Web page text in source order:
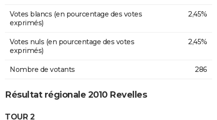
Votes blancs (en pourcentage des votes
exprimés)
2,45%
Votes nuls (en pourcentage des votes
exprimés)
2,45%
Nombre de votants 286
Résultat régionale 2010 Revelles
TOUR 2